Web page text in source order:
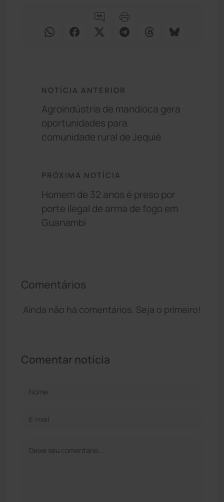
NOTÍCIA ANTERIOR
Agroindústria de mandioca gera
oportunidades para
comunidade rural de Jequié
PRÓXIMA NOTÍCIA
Homem de 32 anos é preso por
porte ilegal de arma de fogo em
Guanambi
Comentários
Ainda não há comentários. Seja o primeiro!
Comentar notícia